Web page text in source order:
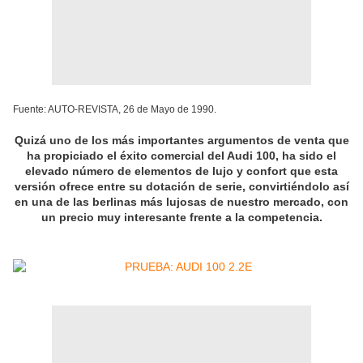
Fuente: AUTO-REVISTA, 26 de Mayo de 1990.
Quizá uno de los más importantes argumentos de venta que
ha propiciado el éxito comercial del Audi 100, ha sido el
elevado número de elementos de lujo y confort que esta
versión ofrece entre su dotación de serie, convirtiéndolo así
en una de las berlinas más lujosas de nuestro mercado, con
un precio muy interesante frente a la competencia.